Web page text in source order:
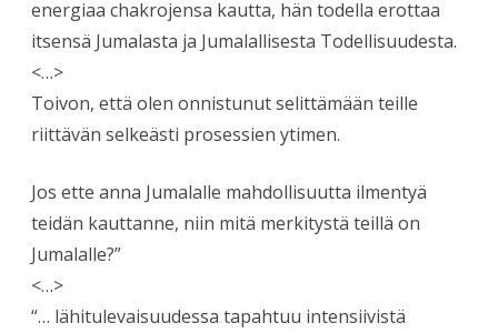
energiaa chakrojensa kautta, hän todella erottaa
itsensä Jumalasta ja Jumalallisesta Todellisuudesta.
<…>
Toivon, että olen onnistunut selittämään teille
riittävän selkeästi prosessien ytimen.
Jos ette anna Jumalalle mahdollisuutta ilmentyä
teidän kauttanne, niin mitä merkitystä teillä on
Jumalalle?”
<…>
“… lähitulevaisuudessa tapahtuu intensiivistä